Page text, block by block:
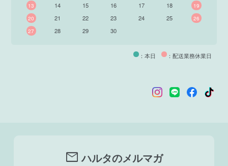
13
14 15 16 17 18
19
20
21 22 23 24 25
26
27
28 29 30
：本日 ：配送業務休業日
mail ハルタのメルマガ